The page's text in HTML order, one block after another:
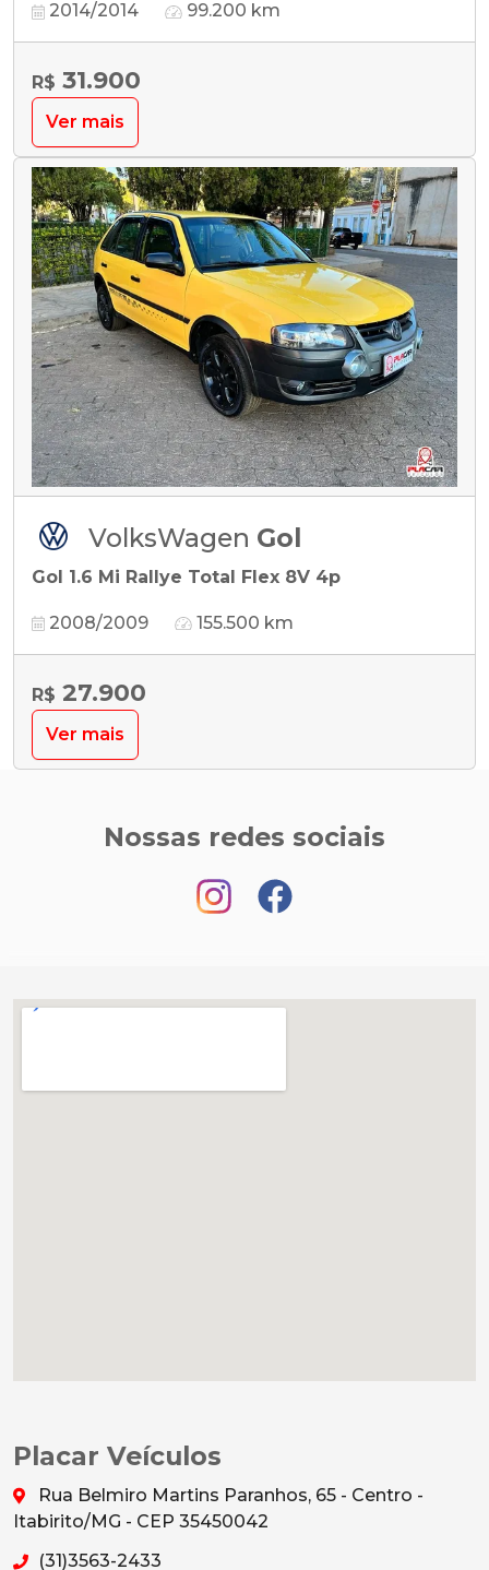
2014/2014 99.200 km
R$ 31.900
Ver mais
VolksWagen Gol
Gol 1.6 Mi Rallye Total Flex 8V 4p
2008/2009 155.500 km
R$ 27.900
Ver mais
Nossas redes sociais
Placar Veículos
Rua Belmiro Martins Paranhos, 65 - Centro -
Itabirito/MG - CEP 35450042
(31)3563-2433